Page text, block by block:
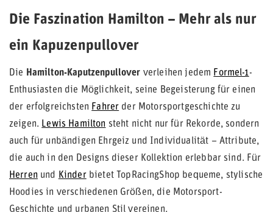
Die Faszination Hamilton – Mehr als nur
ein Kapuzenpullover
Die Hamilton-Kaputzenpullover verleihen jedem Formel-1-
Enthusiasten die Möglichkeit, seine Begeisterung für einen
der erfolgreichsten Fahrer der Motorsportgeschichte zu
zeigen. Lewis Hamilton steht nicht nur für Rekorde, sondern
auch für unbändigen Ehrgeiz und Individualität – Attribute,
die auch in den Designs dieser Kollektion erlebbar sind. Für
Herren und Kinderbietet TopRacingShop bequeme, stylische
Hoodies in verschiedenen Größen, die Motorsport-
Geschichte und urbanen Stil vereinen.